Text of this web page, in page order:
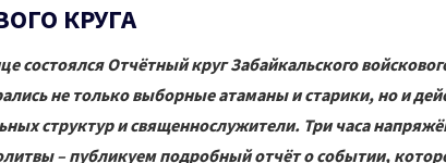
КРУГА
состоялся Отчётный круг Забайкальского
не только выборные атаманы и старики, но и
структур и священнослужители. Три часа
– публикуем подробный отчёт о событии,